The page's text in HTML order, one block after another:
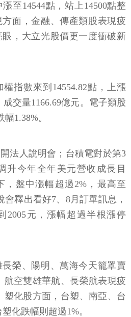
至14544點，站上14500點整
面，金融、傳產類股表現疲
，大立光股價更一度衝破新
指數來到14554.82點，上漲
成交量1166.69億元。電子類股
1.38%。
法人說明會；台積電對於第3
升今年全年美元營收成長目
，盤中漲幅超過2%，最高至
釋出看好7、8月訂單訊息，
2005元，漲幅超過半根漲停
榮、陽明、萬海今天籠罩賣
航空雙雄華航、長榮航表現疲
塑化股方面，台塑、南亞、台
化跌幅則超過1%。